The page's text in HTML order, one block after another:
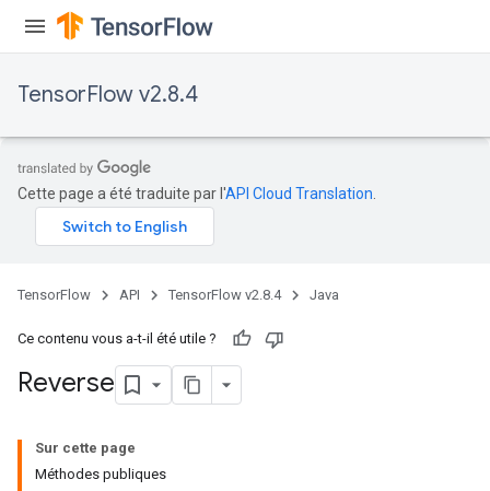
TensorFlow v2.8.4
Cette page a été traduite par l'API Cloud Translation
TensorFlow API TensorFlow v2.8.4 Java
Ce contenu vous a-t-il été utile ?
Reverse
Sur cette page
Méthodes publiques